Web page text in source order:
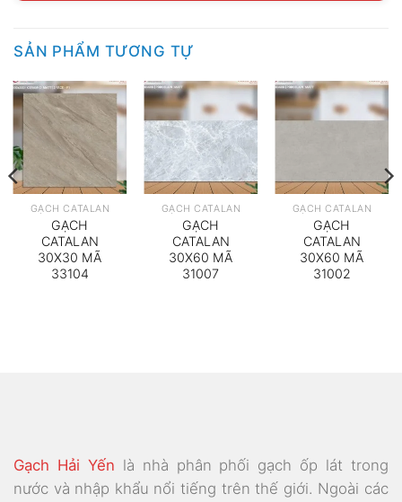
SẢN PHẨM TƯƠNG TỰ
GẠCH CATALAN
GẠCH
CATALAN
30X30 MÃ
33104
GẠCH CATALAN
GẠCH
CATALAN
30X60 MÃ
31007
GẠCH CATALAN
GẠCH
CATALAN
30X60 MÃ
31002
Gạch Hải Yến là nhà phân phối gạch ốp lát trong
nước và nhập khẩu nổi tiếng trên thế giới. Ngoài các